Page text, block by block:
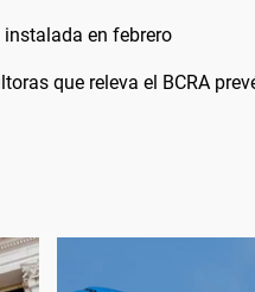
en febrero
que releva el BCRA